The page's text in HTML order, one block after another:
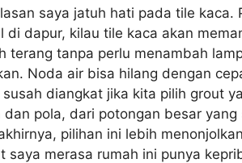
saya jatuh hati pada tile kaca.
di dapur, kilau tile kaca akan
terang tanpa perlu menambah
Noda air bisa hilang dengan
diangkat jika kita pilih grout
pola, dari potongan besar
pilihan ini lebih
saya merasa rumah ini punya